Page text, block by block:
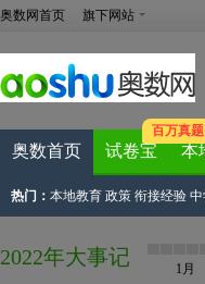
奥数网首页 旗下网站
奥数首页 试卷宝
百万真题
本
热门： 本地教育 政策 衔接经验 中
2022年大事记 1月